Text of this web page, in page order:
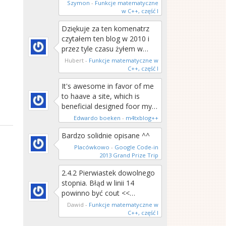
Szymon - Funkcje matematyczne
w C++, część I
Dziękuje za ten komenatrz
czytałem ten blog w 2010 i
przez tyle czasu żyłem w…
Hubert - Funkcje matematyczne w
C++, część I
It's awesome in favor of me
to haave a site, which is
beneficial designed foor my…
Edwardo boeken - m4txblog++
Bardzo solidnie opisane ^^
Placówkowo - Google Code-in
2013 Grand Prize Trip
2.4.2 Pierwiastek dowolnego
stopnia. Błąd w linii 14
powinno być cout <<…
Dawid - Funkcje matematyczne w
C++, część I